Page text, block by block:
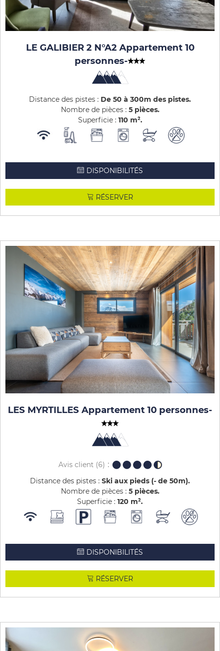
LE GALIBIER 2 N°A2 Appartement 10
personnes-
Distance des pistes : De 50 à 300m des pistes
Nombre de pièces : 5 pièces
Superficie : 110 m²
DISPONIBILITÉS
RÉSERVER
LES MYRTILLES Appartement 10 personnes-
Avis client (6)
Distance des pistes : Ski aux pieds (- de 50m)
Nombre de pièces : 5 pièces
Superficie : 120 m²
DISPONIBILITÉS
RÉSERVER